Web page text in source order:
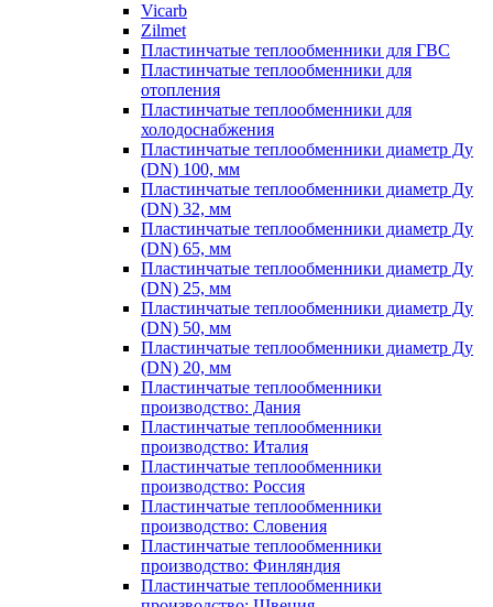
Vicarb
Zilmet
Пластинчатые теплообменники для ГВС
Пластинчатые теплообменники для
отопления
Пластинчатые теплообменники для
холодоснабжения
Пластинчатые теплообменники диаметр Ду
(DN) 100, мм
Пластинчатые теплообменники диаметр Ду
(DN) 32, мм
Пластинчатые теплообменники диаметр Ду
(DN) 65, мм
Пластинчатые теплообменники диаметр Ду
(DN) 25, мм
Пластинчатые теплообменники диаметр Ду
(DN) 50, мм
Пластинчатые теплообменники диаметр Ду
(DN) 20, мм
Пластинчатые теплообменники
производство: Дания
Пластинчатые теплообменники
производство: Италия
Пластинчатые теплообменники
производство: Россия
Пластинчатые теплообменники
производство: Словения
Пластинчатые теплообменники
производство: Финляндия
Пластинчатые теплообменники